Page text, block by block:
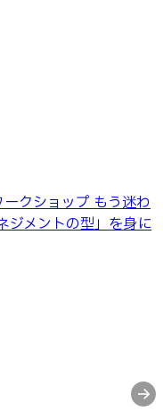
クショップ もう迷わ
ジメントの型」を身に